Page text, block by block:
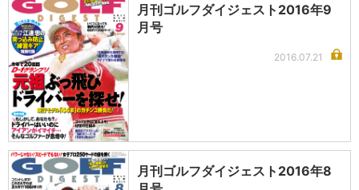
月刊ゴルフダイジェスト2016年9
月号
2016.07.21
月刊ゴルフダイジェスト2016年8